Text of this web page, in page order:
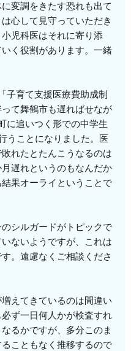
変調をきたす恐れも出て
心して見守っていただき
児科医はそれに寄り添
く役割があります。一緒
子育て支援医療費助成制
て舞鶴市も遅ればせなが
に追いつく形での中学生
うことになりました。医
れたとたんこうなるのは
遅れというのもなんだか
果オーライということで
シルガードがトピックで
ないようですが、これは
。遠慮なくご相談くださ
えてきているのは間違い
ず一日何人かが検査すれ
るかですが、多分このま
こともなく推移するので